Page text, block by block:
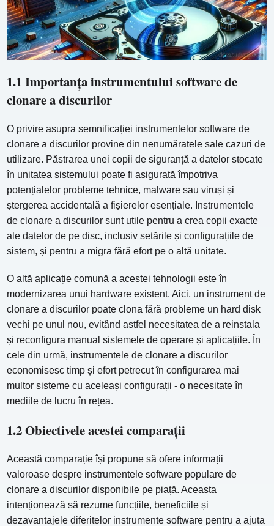
1.1 Importanța instrumentului software de
clonare a discurilor
O privire asupra semnificației instrumentelor software de
clonare a discurilor provine din nenumăratele sale cazuri de
utilizare. Păstrarea unei copii de siguranță a datelor stocate
în unitatea sistemului poate fi asigurată împotriva
potențialelor probleme tehnice, malware sau viruși și
ștergerea accidentală a fișierelor esențiale. Instrumentele
de clonare a discurilor sunt utile pentru a crea copii exacte
ale datelor de pe disc, inclusiv setările și configurațiile de
sistem, și pentru a migra fără efort pe o altă unitate.
O altă aplicație comună a acestei tehnologii este în
modernizarea unui hardware existent. Aici, un instrument de
clonare a discurilor poate clona fără probleme un hard disk
vechi pe unul nou, evitând astfel necesitatea de a reinstala
și reconfigura manual sistemele de operare și aplicațiile. În
cele din urmă, instrumentele de clonare a discurilor
economisesc timp și efort petrecut în configurarea mai
multor sisteme cu aceleași configurații - o necesitate în
mediile de lucru în rețea.
1.2 Obiectivele acestei comparații
Această comparație își propune să ofere informații
valoroase despre instrumentele software populare de
clonare a discurilor disponibile pe piață. Aceasta
intenționează să rezume funcțiile, beneficiile și
dezavantajele diferitelor instrumente software pentru a ajuta